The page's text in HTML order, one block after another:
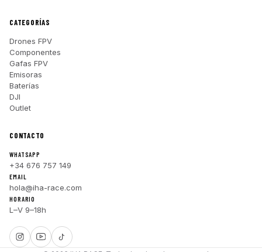
CATEGORÍAS
Drones FPV
Componentes
Gafas FPV
Emisoras
Baterías
DJI
Outlet
CONTACTO
WHATSAPP
+34 676 757 149
EMAIL
hola@iha-race.com
HORARIO
L–V 9–18h